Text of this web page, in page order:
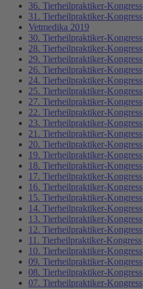
36. Tierheilpraktiker-Kongress
31. Tierheilpraktiker-Kongress
Vetmedika 2019
30. Tierheilpraktiker-Kongress
28. Tierheilpraktiker-Kongress
29. Tierheilpraktiker-Kongress
26. Tierheilpraktiker-Kongress
24. Tierheilpraktiker-Kongress
25. Tierheilpraktiker-Kongress
27. Tierheilpraktiker-Kongress
22. Tierheilpraktiker-Kongress
23. Tierheilpraktiker-Kongress
21. Tierheilpraktiker-Kongress
20. Tierheilpraktiker-Kongress
19. Tierheilpraktiker-Kongress
18. Tierheilpraktiker-Kongress
17. Tierheilpraktiker-Kongress
16. Tierheilpraktiker-Kongress
15. Tierheilpraktiker-Kongress
14. Tierheilpraktiker-Kongress
13. Tierheilpraktiker-Kongress
12. Tierheilpraktiker-Kongress
11. Tierheilpraktiker-Kongress
10. Tierheilpraktiker-Kongress
09. Tierheilpraktiker-Kongress
08. Tierheilpraktiker-Kongress
07. Tierheilpraktiker-Kongress